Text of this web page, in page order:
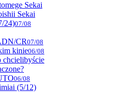
Sekai
Sekai
24)07/08
CR07/08
kinie06/08
chcielibyście
06/08
(5/12)